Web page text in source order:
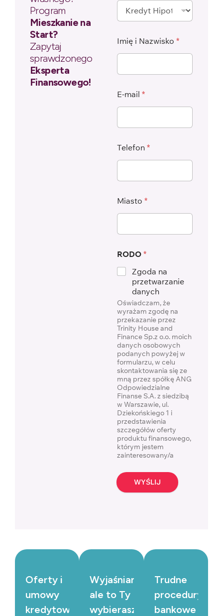
Program
Mieszkanie na
Start?
Zapytaj
sprawdzonego
Eksperta
Finansowego!
Imię i Nazwisko *
E-mail *
Telefon *
Miasto *
RODO *
Zgoda na
przetwarzanie
danych
Oświadczam, że
wyrażam zgodę na
przekazanie przez
Trinity House and
Finance Sp.z o.o. moich
danych osobowych
podanych powyżej w
formularzu, w celu
skontaktowania się ze
mną przez spółkę ANG
Odpowiedzialne
Finanse S.A. z siedzibą
w Warszawie, ul.
Dziekońskiego 1 i
przedstawienia
szczegółów oferty
produktu finansowego,
którym jestem
zainteresowany/a
WYŚLIJ
Oferty i
umowy
kredytowe
Wyjaśniamy,
ale to Ty
wybierasz
Trudne
procedury
bankowe